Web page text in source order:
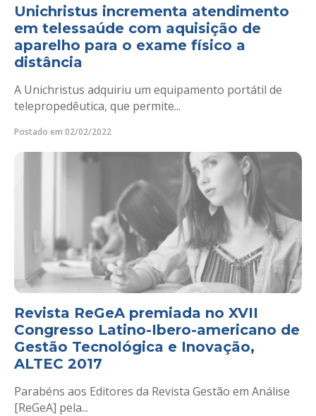
Unichristus incrementa atendimento
em telessaúde com aquisição de
aparelho para o exame físico a
distância
A Unichristus adquiriu um equipamento portátil de
telepropedêutica, que permite...
Postado em 02/02/2022
Revista ReGeA premiada no XVII
Congresso Latino-Ibero-americano de
Gestão Tecnológica e Inovação,
ALTEC 2017
Parabéns aos Editores da Revista Gestão em Análise
[ReGeA] pela...